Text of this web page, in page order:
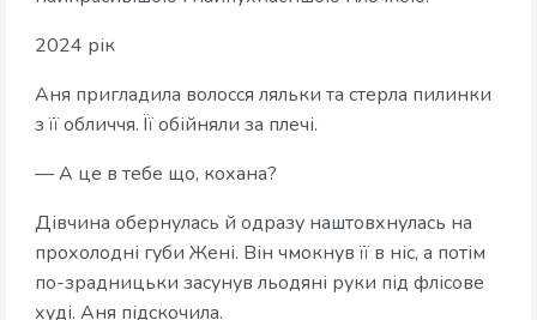
2024 рік
Аня пригладила волосся ляльки та стерла пилинки
з її обличчя. Її обійняли за плечі.
— А це в тебе що, кохана?
Дівчина обернулась й одразу наштовхнулась на
прохолодні губи Жені. Він чмокнув її в ніс, а потім
по-зрадницьки засунув льодяні руки під флісове
худі. Аня підскочила.